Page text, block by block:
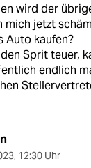
wird der
mich jetzt
Auto kaufen?
Sprit teuer,
endlich
, 12:30 Uhr